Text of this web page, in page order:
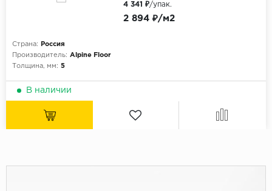
Страна:
Россия
Производитель: Alpine Floor
Толщина, мм: 5
2 894 ₽/м2
4 341 ₽/упак.
В наличии